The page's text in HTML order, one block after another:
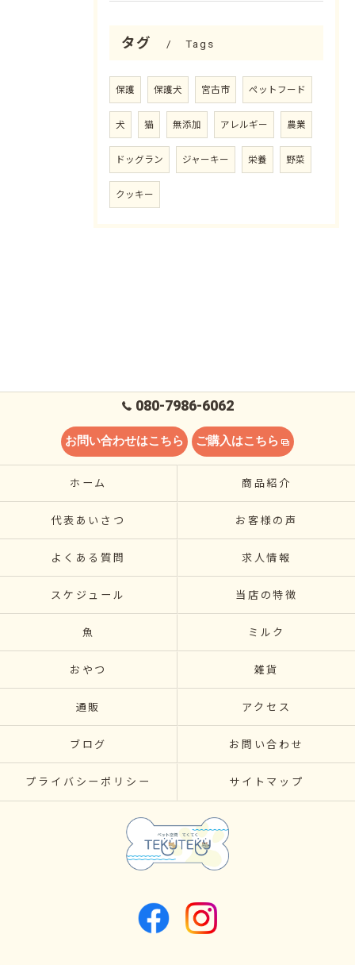
タグ Tags
保護 保護犬 宮古市 ペットフード
犬 猫 無添加 アレルギー 農業
ドッグラン ジャーキー 栄養 野菜
クッキー
080-7986-6062
お問い合わせはこちら ご購入はこちら
ホーム 商品紹介
代表あいさつ お客様の声
よくある質問 求人情報
スケジュール 当店の特徴
魚 ミルク
おやつ 雑貨
通販 アクセス
ブログ お問い合わせ
プライバシーポリシー サイトマップ